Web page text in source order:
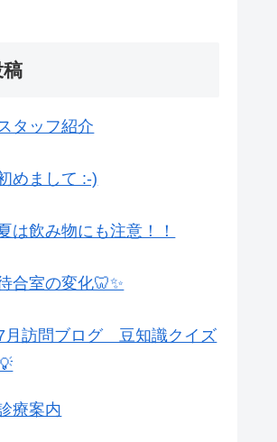
稿
スタッフ紹介
めまして :-)
は飲み物にも注意！！
合室の変化🦷✨
月訪問ブログ 豆知識クイズ
療案内